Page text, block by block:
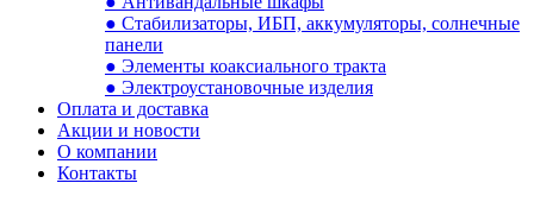
● Стабилизаторы, ИБП, аккумуляторы, солнечные
панели
● Элементы коаксиального тракта
● Электроустановочные изделия
Оплата и доставка
Акции и новости
О компании
Контакты